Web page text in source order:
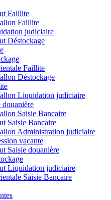
Faillite
Faillite
judiciaire
Déstockage
Faillite
Déstockage
Liquidation judiciaire
douanière
Saisie Bancaire
Saisie Bancaire
Administration judiciaire
vacante
Saisie douanière
Liquidation judiciaire
Saisie Bancaire